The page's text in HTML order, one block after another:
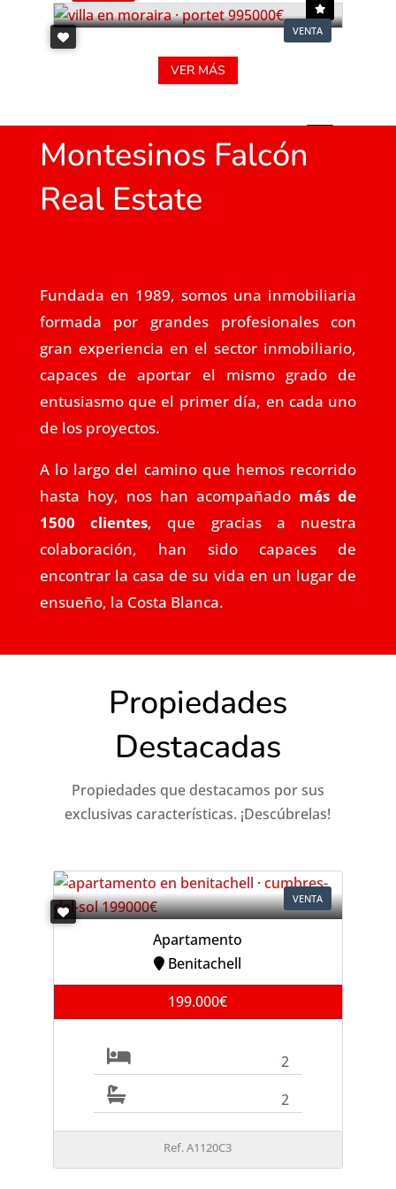
VENTA
VER MÁS
Montesinos Falcón
Real Estate
Fundada en 1989, somos una inmobiliaria
formada por grandes profesionales con
gran experiencia en el sector inmobiliario,
capaces de aportar el mismo grado de
entusiasmo que el primer día, en cada uno
de los proyectos.
A lo largo del camino que hemos recorrido
hasta hoy, nos han acompañado más de
1500 clientes, que gracias a nuestra
colaboración, han sido capaces de
encontrar la casa de su vida en un lugar de
ensueño, la Costa Blanca.
Propiedades
Destacadas
Propiedades que destacamos por sus
exclusivas características. ¡Descúbrelas!
VENTA
Apartamento
Benitachell
199.000€
2
2
Ref. A1120C3